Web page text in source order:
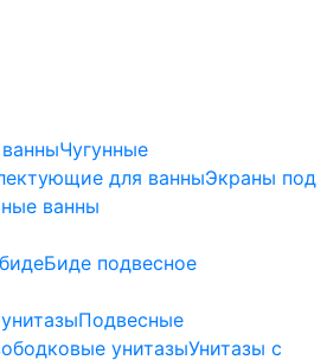
Чугунные
для ванныЭкраны под
ванны
Биде пoдвеснoе
Подвесные
унитазыУнитазы с